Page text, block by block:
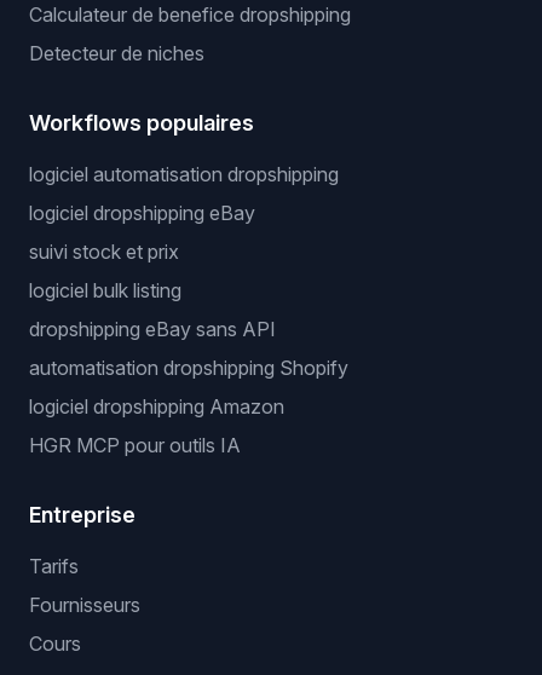
Calculateur de benefice dropshipping
Detecteur de niches
Workflows populaires
logiciel automatisation dropshipping
logiciel dropshipping eBay
suivi stock et prix
logiciel bulk listing
dropshipping eBay sans API
automatisation dropshipping Shopify
logiciel dropshipping Amazon
HGR MCP pour outils IA
Entreprise
Tarifs
Fournisseurs
Cours